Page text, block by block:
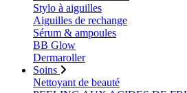
Stylo à aiguilles
Aiguilles de rechange
Sérum & ampoules
BB Glow
Dermaroller
Soins
Nettoyant de beauté